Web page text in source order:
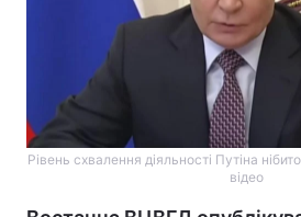
Рівень схвалення діяльності Путіна
відео